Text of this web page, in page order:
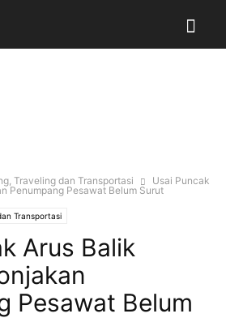
Traveling dan Transportasi
Usai Puncak
Penumpang Pesawat Belum Surut
Transportasi
Arus Balik
Pesawat Belum